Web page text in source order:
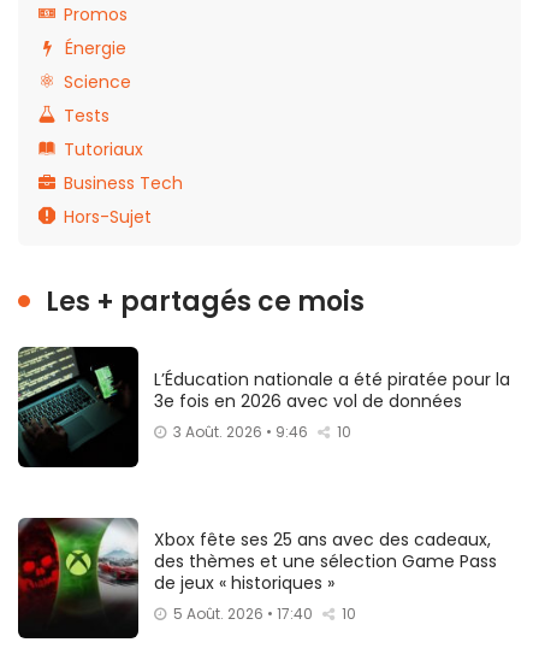
Promos
Énergie
Science
Tests
Tutoriaux
Business Tech
Hors-Sujet
Les + partagés ce mois
L’Éducation nationale a été piratée pour la
3e fois en 2026 avec vol de données
3 Août. 2026 • 9:46 10
Xbox fête ses 25 ans avec des cadeaux,
des thèmes et une sélection Game Pass
de jeux « historiques »
5 Août. 2026 • 17:40 10